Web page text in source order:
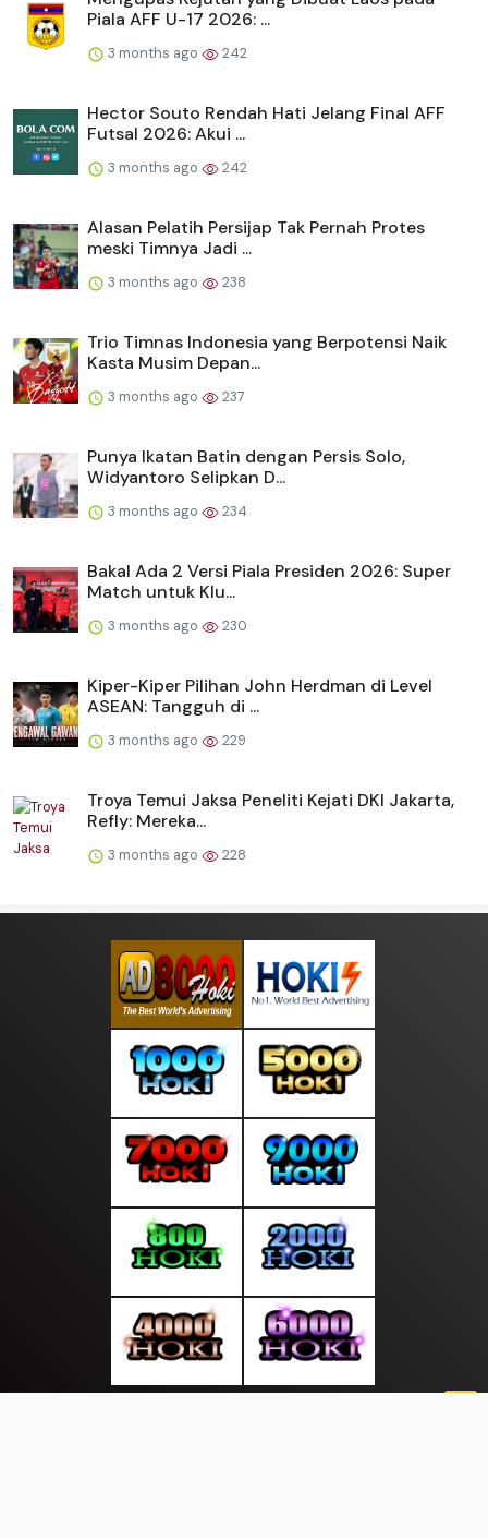
Piala AFF U-17 2026: ...
3 months ago 242
Hector Souto Rendah Hati Jelang Final AFF
Futsal 2026: Akui ...
3 months ago 242
Alasan Pelatih Persijap Tak Pernah Protes
meski Timnya Jadi ...
3 months ago 238
Trio Timnas Indonesia yang Berpotensi Naik
Kasta Musim Depan...
3 months ago 237
Punya Ikatan Batin dengan Persis Solo,
Widyantoro Selipkan D...
3 months ago 234
Bakal Ada 2 Versi Piala Presiden 2026: Super
Match untuk Klu...
3 months ago 230
Kiper-Kiper Pilihan John Herdman di Level
ASEAN: Tangguh di ...
3 months ago 229
Troya Temui Jaksa Peneliti Kejati DKI Jakarta,
Refly: Mereka...
3 months ago 228